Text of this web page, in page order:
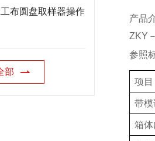
布圆盘取样器操作
部
产品
ZKY
参照
项目
带
箱